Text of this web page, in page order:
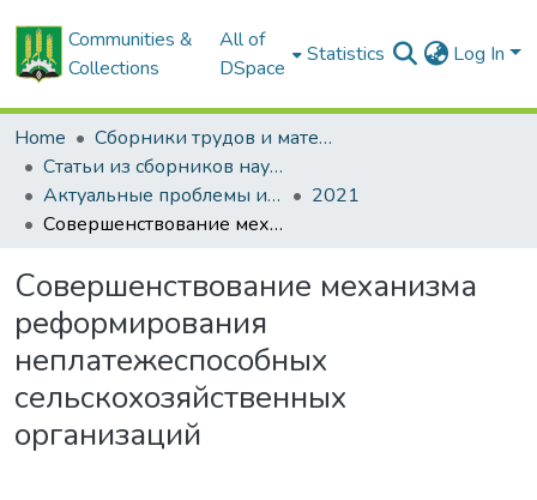
Communities &
Collections
All of
DSpace
Statistics Log In
Home
Сборники трудов и материалов конференций
Статьи из сборников научных трудов
Актуальные проблемы инновационного развития агропромышленного комплекса Беларуси
2021
Совершенствование механизма реформирования неплатежеспособных сельскохозяйственных организаций
Совершенствование механизма
реформирования
неплатежеспособных
сельскохозяйственных
организаций